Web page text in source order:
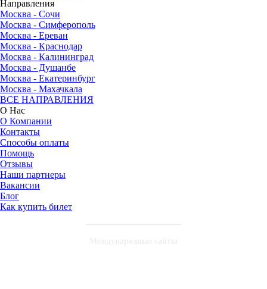
Направления
Москва - Сочи
Москва - Симферополь
Москва - Ереван
Москва - Краснодар
Москва - Калининград
Москва - Душанбе
Москва - Екатеринбург
Москва - Махачкала
ВСЕ НАПРАВЛЕНИЯ
О Нас
О Компании
Контакты
Способы оплаты
Помощь
Отзывы
Наши партнеры
Вакансии
Блог
Как купить билет